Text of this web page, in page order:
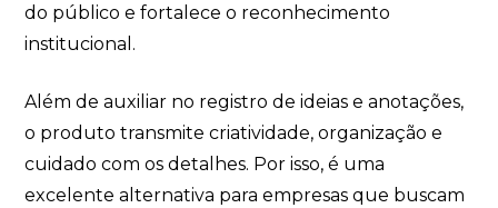
do público e fortalece o reconhecimento
institucional.
Além de auxiliar no registro de ideias e anotações,
o produto transmite criatividade, organização e
cuidado com os detalhes. Por isso, é uma
excelente alternativa para empresas que buscam